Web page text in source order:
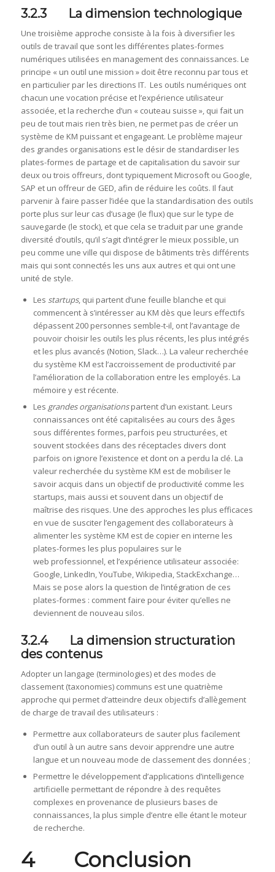
3.2.3 La dimension technologique
Une troisième approche consiste à la fois à diversifier les
outils de travail que sont les différentes plates-formes
numériques utilisées en management des connaissances. Le
principe « un outil une mission » doit être reconnu par tous et
en particulier par les directions IT. Les outils numériques ont
chacun une vocation précise et l’expérience utilisateur
associée, et la recherche d’un « couteau suisse », qui fait un
peu de tout mais rien très bien, ne permet pas de créer un
système de KM puissant et engageant. Le problème majeur
des grandes organisations est le désir de standardiser les
plates-formes de partage et de capitalisation du savoir sur
deux ou trois offreurs, dont typiquement Microsoft ou Google,
SAP et un offreur de GED, afin de réduire les coûts. Il faut
parvenir à faire passer l’idée que la standardisation des outils
porte plus sur leur cas d’usage (le flux) que sur le type de
sauvegarde (le stock), et que cela se traduit par une grande
diversité d’outils, qu’il s’agit d’intégrer le mieux possible, un
peu comme une ville qui dispose de bâtiments très différents
mais qui sont connectés les uns aux autres et qui ont une
unité de style.
Les startups, qui partent d’une feuille blanche et qui
commencent à s’intéresser au KM dès que leurs effectifs
dépassent 200 personnes semble-t-il, ont l’avantage de
pouvoir choisir les outils les plus récents, les plus intégrés
et les plus avancés (Notion, Slack…). La valeur recherchée
du système KM est l’accroissement de productivité par
l’amélioration de la collaboration entre les employés. La
mémoire y est récente.
Les grandes organisationspartent d’un existant. Leurs
connaissances ont été capitalisées au cours des âges
sous différentes formes, parfois peu structurées, et
souvent stockées dans des réceptacles divers dont
parfois on ignore l’existence et dont on a perdu la clé. La
valeur recherchée du système KM est de mobiliser le
savoir acquis dans un objectif de productivité comme les
startups, mais aussi et souvent dans un objectif de
maîtrise des risques. Une des approches les plus efficaces
en vue de susciter l’engagement des collaborateurs à
alimenter les système KM est de copier en interne les
plates-formes les plus populaires sur le
web professionnel, et l’expérience utilisateur associée:
Google, LinkedIn, YouTube, Wikipedia, StackExchange…
Mais se pose alors la question de l’intégration de ces
plates-formes : comment faire pour éviter qu’elles ne
deviennent de nouveau silos.
3.2.4 La dimension structuration
des contenus
Adopter un langage (terminologies) et des modes de
classement (taxonomies) communs est une quatrième
approche qui permet d’atteindre deux objectifs d’allègement
de charge de travail des utilisateurs :
Permettre aux collaborateurs de sauter plus facilement
d’un outil à un autre sans devoir apprendre une autre
langue et un nouveau mode de classement des données ;
Permettre le développement d’applications d’intelligence
artificielle permettant de répondre à des requêtes
complexes en provenance de plusieurs bases de
connaissances, la plus simple d’entre elle étant le moteur
de recherche.
4 Conclusion